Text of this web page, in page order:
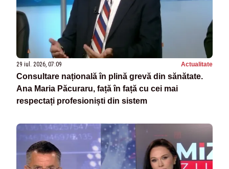
29 iul. 2026, 07:09 Actualitate
Consultare națională în plină grevă din sănătate.
Ana Maria Păcuraru, față în față cu cei mai
respectați profesioniști din sistem